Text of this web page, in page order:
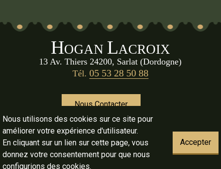
HOGAN LACROIX
13 Av. Thiers 24200, Sarlat (Dordogne)
Tél. 05 53 28 50 88
Nous Contacter
Document non Contractuel, Toutes dimensions approximatives
Nous utilisons des cookies sur ce site pour
améliorer votre expérience d'utilisateur.
En cliquant sur un lien sur cette page, vous
donnez votre consentement pour que nous
configurions des cookies.
Accepter